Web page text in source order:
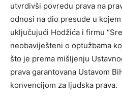
utvrdivši povredu prava na
odnosi na dio presude u
uključujući Hodžića i firmu
neobaviješteni o optužbama
što je prema mišljenju
prava garantovana Ustavom
konvencijom za ljudska prava.